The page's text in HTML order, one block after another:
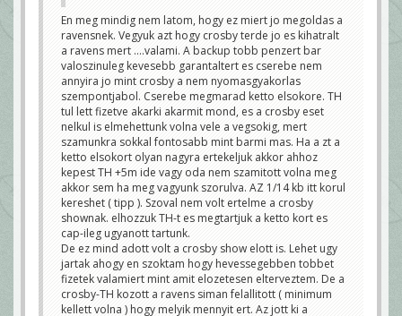
En meg mindig nem latom, hogy ez miert jo megoldas a
ravensnek. Vegyuk azt hogy crosby terde jo es kihatralt
a ravens mert ....valami. A backup tobb penzert bar
valoszinuleg kevesebb garantaltert es cserebe nem
annyira jo mint crosby a nem nyomasgyakorlas
szempontjabol. Cserebe megmarad ketto elsokore. TH
tul lett fizetve akarki akarmit mond, es a crosby eset
nelkul is elmehettunk volna vele a vegsokig, mert
szamunkra sokkal fontosabb mint barmi mas. Ha a zt a
ketto elsokort olyan nagyra ertekeljuk akkor ahhoz
kepest TH +5m ide vagy oda nem szamitott volna meg
akkor sem ha meg vagyunk szorulva. AZ 1/14 kb itt korul
kereshet ( tipp ). Szoval nem volt ertelme a crosby
shownak. elhozzuk TH-t es megtartjuk a ketto kort es
cap-ileg ugyanott tartunk.
De ez mind adott volt a crosby show elott is. Lehet ugy
jartak ahogy en szoktam hogy hevessegebben tobbet
fizetek valamiert mint amit elozetesen elterveztem. De a
crosby-TH kozott a ravens siman felallitott ( minimum
kellett volna ) hogy melyik mennyit ert. Az jott ki a